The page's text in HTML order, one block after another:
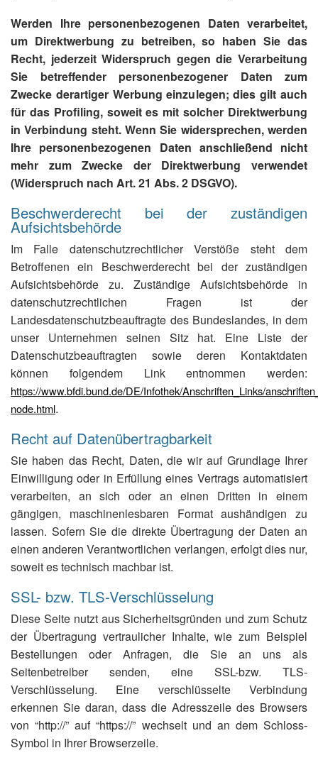
Werden Ihre personenbezogenen Daten verarbeitet,
um Direktwerbung zu betreiben, so haben Sie das
Recht, jederzeit Widerspruch gegen die Verarbeitung
Sie betreffender personenbezogener Daten zum
Zwecke derartiger Werbung einzulegen; dies gilt auch
für das Profiling, soweit es mit solcher Direktwerbung
in Verbindung steht. Wenn Sie widersprechen, werden
Ihre personenbezogenen Daten anschließend nicht
mehr zum Zwecke der Direktwerbung verwendet
(Widerspruch nach Art. 21 Abs. 2 DSGVO).
Beschwerderecht bei der zuständigen
Aufsichtsbehörde
Im Falle datenschutzrechtlicher Verstöße steht dem
Betroffenen ein Beschwerderecht bei der zuständigen
Aufsichtsbehörde zu. Zuständige Aufsichtsbehörde in
datenschutzrechtlichen Fragen ist der
Landesdatenschutzbeauftragte des Bundeslandes, in dem
unser Unternehmen seinen Sitz hat. Eine Liste der
Datenschutzbeauftragten sowie deren Kontaktdaten
können folgendem Link entnommen werden:
https://www.bfdi.bund.de/DE/Infothek/Anschriften_Links/
node.html.
Recht auf Datenübertragbarkeit
Sie haben das Recht, Daten, die wir auf Grundlage Ihrer
Einwilligung oder in Erfüllung eines Vertrags automatisiert
verarbeiten, an sich oder an einen Dritten in einem
gängigen, maschinenlesbaren Format aushändigen zu
lassen. Sofern Sie die direkte Übertragung der Daten an
einen anderen Verantwortlichen verlangen, erfolgt dies nur,
soweit es technisch machbar ist.
SSL- bzw. TLS-Verschlüsselung
Diese Seite nutzt aus Sicherheitsgründen und zum Schutz
der Übertragung vertraulicher Inhalte, wie zum Beispiel
Bestellungen oder Anfragen, die Sie an uns als
Seitenbetreiber senden, eine SSL-bzw. TLS-
Verschlüsselung. Eine verschlüsselte Verbindung
erkennen Sie daran, dass die Adresszeile des Browsers
von “http://” auf “https://” wechselt und an dem Schloss-
Symbol in Ihrer Browserzeile.